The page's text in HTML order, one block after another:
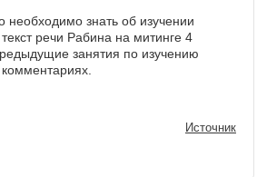
необходимо знать об изучении
речи Рабина на митинге 4
занятия по изучению
Источник